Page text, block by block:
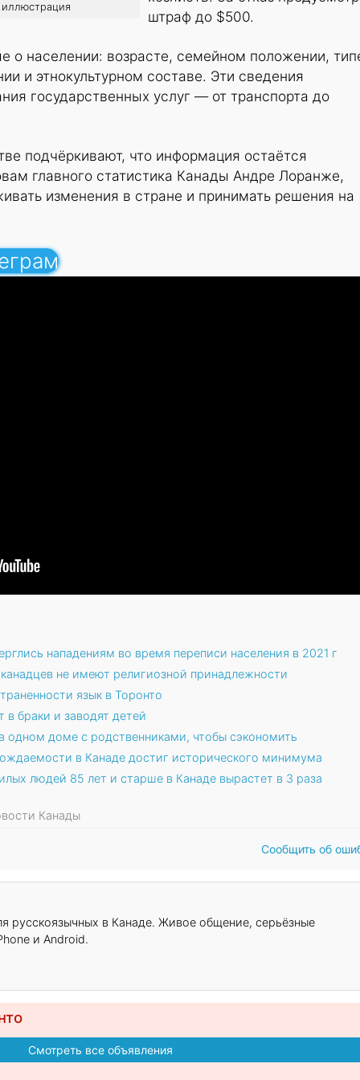
иллюстрация
штраф до $500.
о населении: возрасте, семейном положении,
и этнокультурном составе. Эти сведения
государственных услуг — от транспорта до
подчёркивают, что информация остаётся
главного статистика Канады Андре Лоранже,
изменения в стране и принимать решения на
нападениям во время переписи населения в 2021 г
не имеют религиозной принадлежности
язык в Торонто
браки и заводят детей
одном доме с родственниками, чтобы сэкономить
в Канаде достиг исторического минимума
людей 85 лет и старше в Канаде вырастет в 3 раза
Канады
Сообщить об
русскоязычных в Канаде. Живое общение, серьёзные
и Android.
Смотреть все объявления